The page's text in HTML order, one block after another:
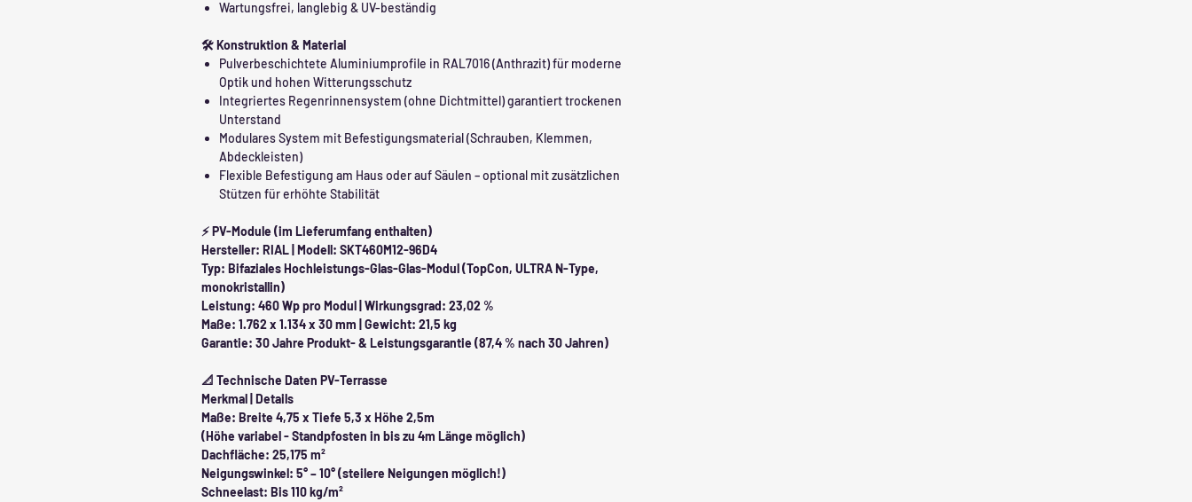
Wartungsfrei, langlebig & UV-beständig
🛠️ Konstruktion & Material
Pulverbeschichtete Aluminiumprofile in RAL7016 (Anthrazit) für moderne
Optik und hohen Witterungsschutz
Integriertes Regenrinnensystem (ohne Dichtmittel) garantiert trockenen
Unterstand
Modulares System mit Befestigungsmaterial (Schrauben, Klemmen,
Abdeckleisten)
Flexible Befestigung am Haus oder auf Säulen – optional mit zusätzlichen
Stützen für erhöhte Stabilität
⚡ PV-Module (im Lieferumfang enthalten)
Hersteller: RIAL | Modell: SKT460M12-96D4
Typ: Bifaziales Hochleistungs-Glas-Glas-Modul (TopCon, ULTRA N-Type,
monokristallin)
Leistung: 460 Wp pro Modul | Wirkungsgrad: 23,02 %
Maße: 1.762 x 1.134 x 30 mm | Gewicht: 21,5 kg
Garantie: 30 Jahre Produkt- & Leistungsgarantie (87,4 % nach 30 Jahren)
📐 Technische Daten PV-Terrasse
Merkmal | Details
Maße: Breite 4,75 x Tiefe 5,3 x Höhe 2,5m
(Höhe variabel - Standpfosten in bis zu 4m Länge möglich)
Dachfläche: ​​​​​​25,175 m²
Neigungswinkel: 5° – 10° (steilere Neigungen möglich!)
Schneelast: Bis 110 kg/m²